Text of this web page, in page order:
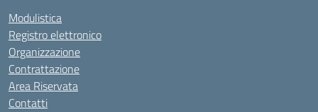
Modulistica
Registro elettronico
Organizzazione
Contrattazione
Area Riservata
Contatti